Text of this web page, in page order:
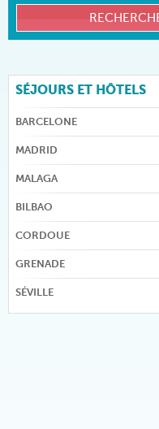
SÉJOURS ET HÔTELS
BARCELONE
MADRID
MALAGA
BILBAO
CORDOUE
GRENADE
SÉVILLE